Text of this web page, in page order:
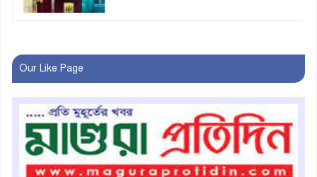
সচিব হলেন মাগুরার সন্তান মো.
মাগুরায় জুলাই গণঅভ্যুত্থান দিবস
উপলক্ষে স্মৃতি স্তম্ভে শ্রদ্ধা নিবেদন
মাগুরায় নবগঙ্গা নদী থেকে ১৮টি
Our Like Page